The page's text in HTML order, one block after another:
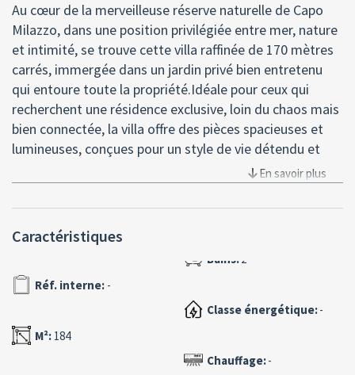
Au cœur de la merveilleuse réserve naturelle de Capo
Milazzo, dans une position privilégiée entre mer, nature
et intimité, se trouve cette villa raffinée de 170 mètres
carrés, immergée dans un jardin privé bien entretenu
qui entoure toute la propriété.Idéale pour ceux qui
recherchent une résidence exclusive, loin du chaos mais
bien connectée, la villa offre des pièces spacieuses et
lumineuses, conçues pour un style de vie détendu et
sophistiqué.L´habitation se compose de trois
chambres spacieuses, dont une suite parentale avec
dressing, parfaite pour ceux qui recherchent le confort
et la fonctionnalité. L´espace de vie ouvert avec cuisine
ouverte crée une atmosphère chaleureuse et conviviale,
idéale pour accueillir des amis ou profiter de moments
de pure détente. Deux élégantes salles de bains avec
des finitions de qualité et un espace de rangement
pratique complètent les intérieurs.Le véritable joyau de
cette propriété est la grande terrasse panoramique
avec une vue à 360° sur la mer, un point de vue privilégié
En savoir plus
Caractéristiques
Réf. interne: -
M²: 184
Classe énergétique:-
Chauffage:-